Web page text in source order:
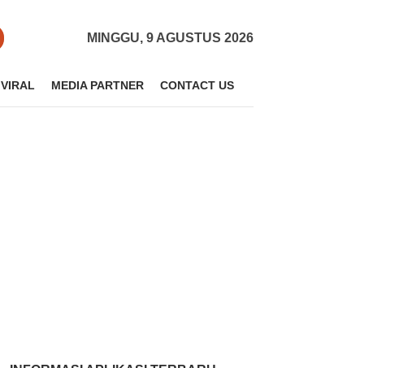
MINGGU, 9 AGUSTUS 2026
VIRAL MEDIA PARTNER CONTACT US